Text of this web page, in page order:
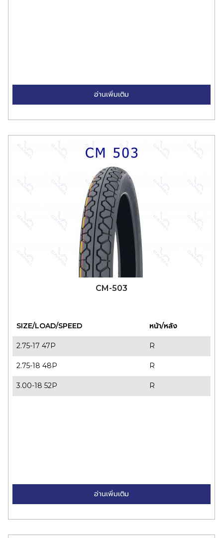
อ่านเพิ่มเติม
CM-503
SIZE/LOAD/SPEED
หน้า/หลัง
2.75-17 47P
R
2.75-18 48P
R
3.00-18 52P
R
อ่านเพิ่มเติม